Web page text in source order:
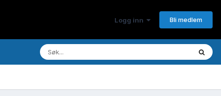
Logg inn Bli medlem